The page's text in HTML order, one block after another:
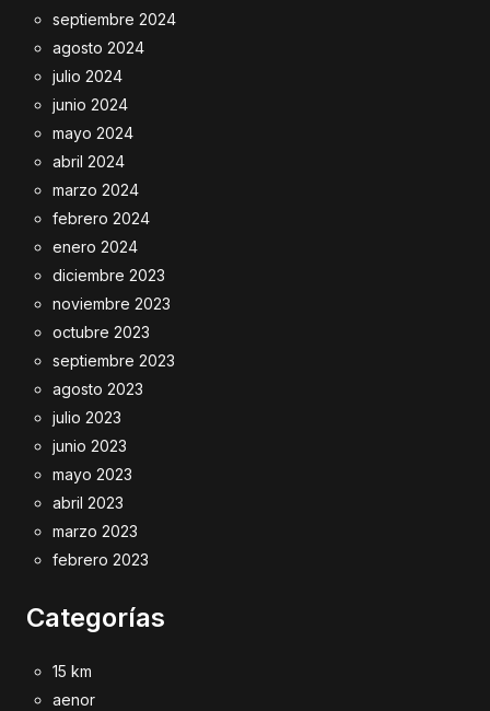
septiembre 2024
agosto 2024
julio 2024
junio 2024
mayo 2024
abril 2024
marzo 2024
febrero 2024
enero 2024
diciembre 2023
noviembre 2023
octubre 2023
septiembre 2023
agosto 2023
julio 2023
junio 2023
mayo 2023
abril 2023
marzo 2023
febrero 2023
Categorías
15 km
aenor